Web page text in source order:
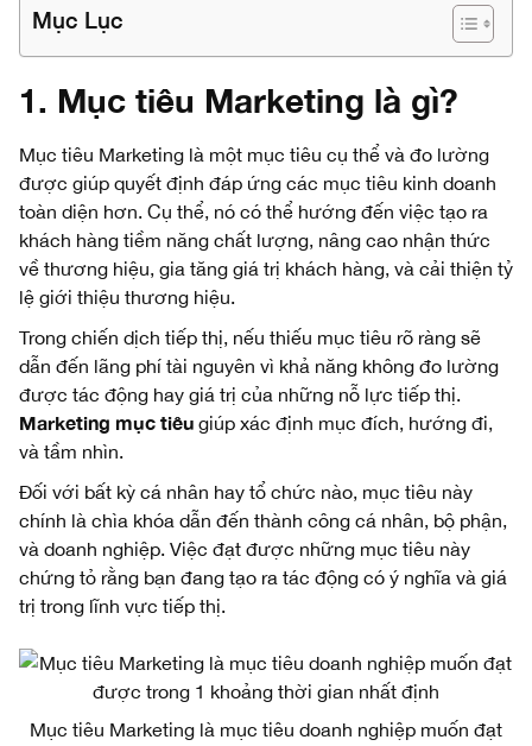
Mục Lục
1. Mục tiêu Marketing là gì?
Mục tiêu Marketing là một mục tiêu cụ thể và đo lường
được giúp quyết định đáp ứng các mục tiêu kinh doanh
toàn diện hơn. Cụ thể, nó có thể hướng đến việc tạo ra
khách hàng tiềm năng chất lượng, nâng cao nhận thức
về thương hiệu, gia tăng giá trị khách hàng, và cải thiện tỷ
lệ giới thiệu thương hiệu.
Trong chiến dịch tiếp thị, nếu thiếu mục tiêu rõ ràng sẽ
dẫn đến lãng phí tài nguyên vì khả năng không đo lường
được tác động hay giá trị của những nỗ lực tiếp thị.
Marketing mục tiêu giúp xác định mục đích, hướng đi,
và tầm nhìn.
Đối với bất kỳ cá nhân hay tổ chức nào, mục tiêu này
chính là chìa khóa dẫn đến thành công cá nhân, bộ phận,
và doanh nghiệp. Việc đạt được những mục tiêu này
chứng tỏ rằng bạn đang tạo ra tác động có ý nghĩa và giá
trị trong lĩnh vực tiếp thị.
Mục tiêu Marketing là mục tiêu doanh nghiệp muốn đạt